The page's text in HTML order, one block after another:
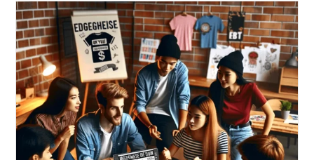
Sichtbarkeit
Im
Internet
Für
Selbstständige
Und
Kreative.
Sichtbarkeit
Im
Internet.
Plattformen
Im
Internet.
Wie